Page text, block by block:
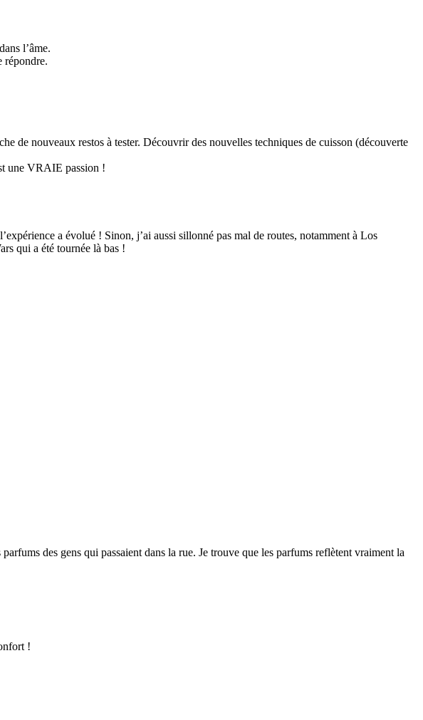
l’âme.
répondre.
de nouveaux restos à tester. Découvrir des nouvelles techniques de cuisson (découverte
une VRAIE passion !
a évolué ! Sinon, j’ai aussi sillonné pas mal de routes, notamment à Los
qui a été tournée là bas !
des gens qui passaient dans la rue. Je trouve que les parfums reflètent vraiment la
!